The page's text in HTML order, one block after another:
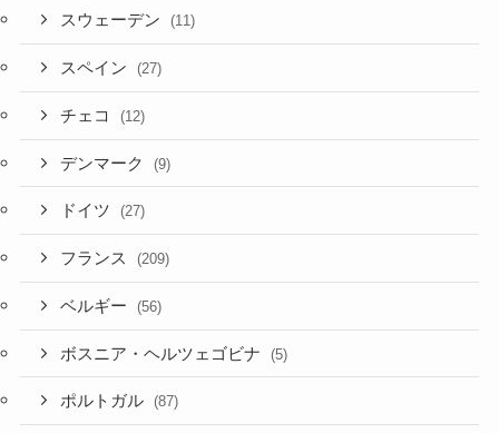
スウェーデン (11)
スペイン (27)
チェコ (12)
デンマーク (9)
ドイツ (27)
フランス (209)
ベルギー (56)
ボスニア・ヘルツェゴビナ (5)
ポルトガル (87)